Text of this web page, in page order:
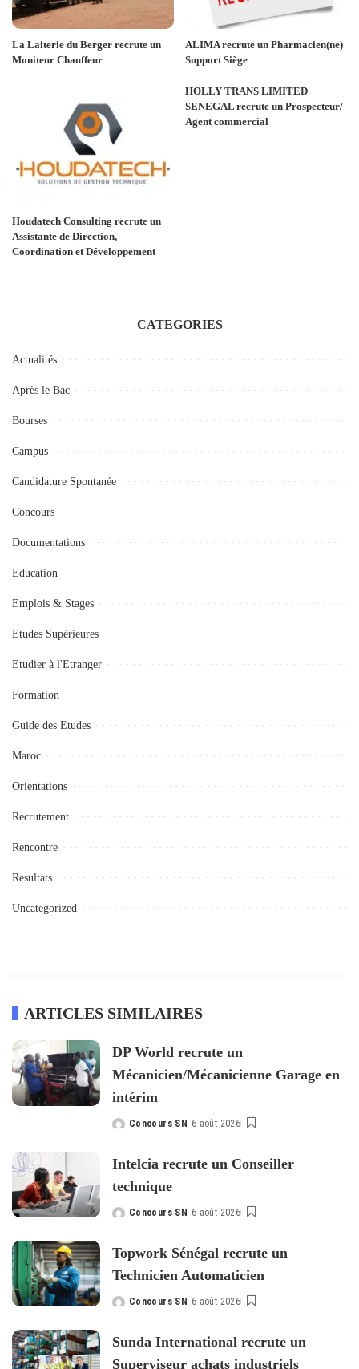
La Laiterie du Berger recrute un
Moniteur Chauffeur
ALIMA recrute un Pharmacien(ne)
Support Siège
Houdatech Consulting recrute un
Assistante de Direction,
Coordination et Développement
HOLLY TRANS LIMITED
SENEGAL recrute un Prospecteur/
Agent commercial
CATEGORIES
Actualités
Après le Bac
Bourses
Campus
Candidature Spontanée
Concours
Documentations
Education
Emplois & Stages
Etudes Supérieures
Etudier à l'Etranger
Formation
Guide des Etudes
Maroc
Orientations
Recrutement
Rencontre
Resultats
Uncategorized
ARTICLES SIMILAIRES
DP World recrute un
Mécanicien/Mécanicienne Garage en
intérim
Posted
Concours SN 6 août 2026
Intelcia recrute un Conseiller
technique
Posted
Concours SN 6 août 2026
Topwork Sénégal recrute un
Technicien Automaticien
Posted
Concours SN 6 août 2026
Sunda International recrute un
Superviseur achats industriels